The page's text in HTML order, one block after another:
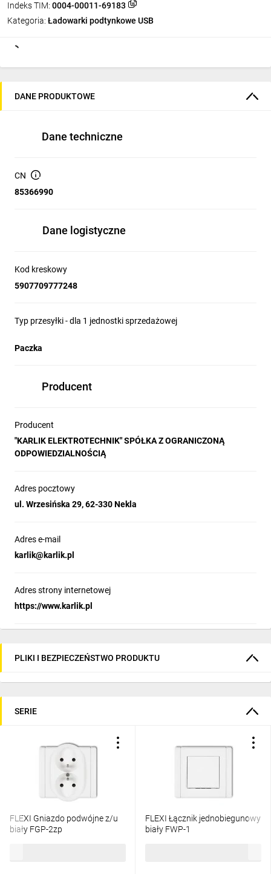
Indeks TIM: 0004-00011-69183
Kategoria: Ładowarki podtynkowe USB
DANE PRODUKTOWE
Dane techniczne
CN
85366990
Dane logistyczne
Kod kreskowy
5907709777248
Typ przesyłki - dla 1 jednostki sprzedażowej
Paczka
Producent
Producent
"KARLIK ELEKTROTECHNIK" SPÓŁKA Z OGRANICZONĄ
ODPOWIEDZIALNOŚCIĄ
Adres pocztowy
ul. Wrzesińska 29, 62-330 Nekla
Adres e-mail
karlik@karlik.pl
Adres strony internetowej
https://www.karlik.pl
PLIKI I BEZPIECZEŃSTWO PRODUKTU
SERIE
FLEXI Gniazdo podwójne z/u
biały FGP-2zp
FLEXI Łącznik jednobiegunowy
biały FWP-1